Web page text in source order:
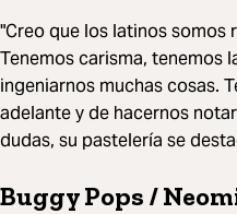
"Creo que los latinos somos
Tenemos carisma, tenemos
ingeniarnos muchas cosas.
adelante y de hacernos
dudas, su pastelería se
Buggy Pops /